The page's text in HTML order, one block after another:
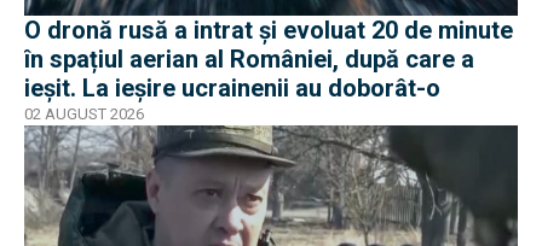
O dronă rusă a intrat și evoluat 20 de minute
în spațiul aerian al României, după care a
ieșit. La ieșire ucrainenii au doborât-o
02 AUGUST 2026